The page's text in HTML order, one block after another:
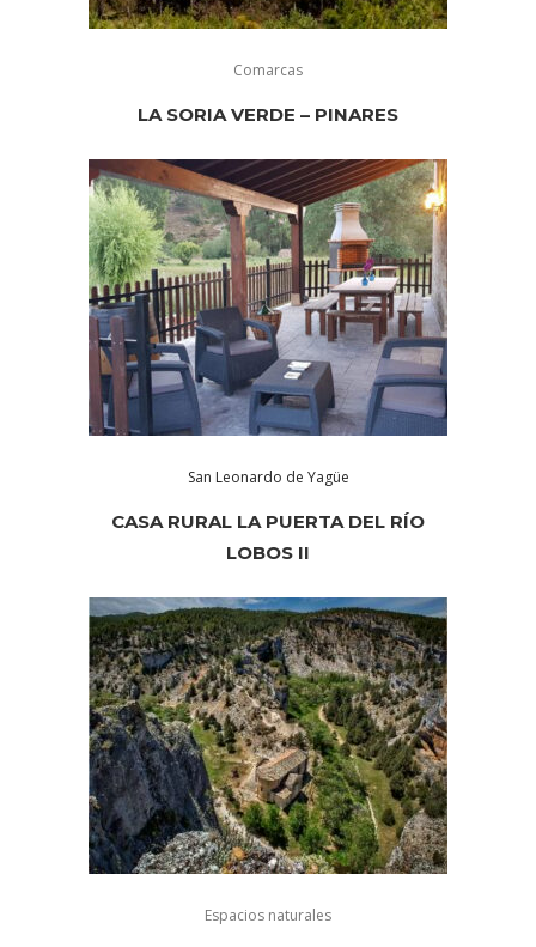
Comarcas
LA SORIA VERDE – PINARES
San Leonardo de Yagüe
CASA RURAL LA PUERTA DEL RÍO
LOBOS II
Espacios naturales